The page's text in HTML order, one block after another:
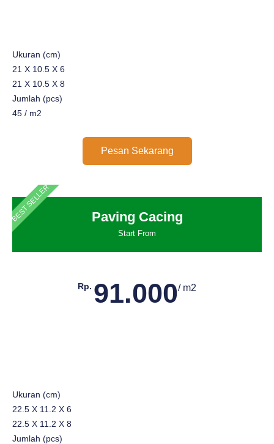
Ukuran (cm)
21 X 10.5 X 6
21 X 10.5 X 8
Jumlah (pcs)
45 / m2
Pesan Sekarang
BEST SELLER Paving Cacing
Start From
Rp. 91.000/ m2
Ukuran (cm)
22.5 X 11.2 X 6
22.5 X 11.2 X 8
Jumlah (pcs)